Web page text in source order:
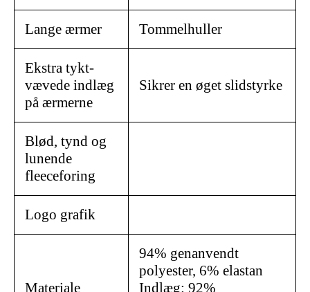
Lange ærmer Tommelhuller
Ekstra tykt-
vævede indlæg
på ærmerne
Sikrer en øget slidstyrke
Blød, tynd og
lunende
fleeceforing
Logo grafik
Materiale
94% genanvendt
polyester, 6% elastan
Indlæg: 92%